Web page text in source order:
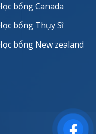
bổng Canada
bổng Thụy Sĩ
bổng New zealand